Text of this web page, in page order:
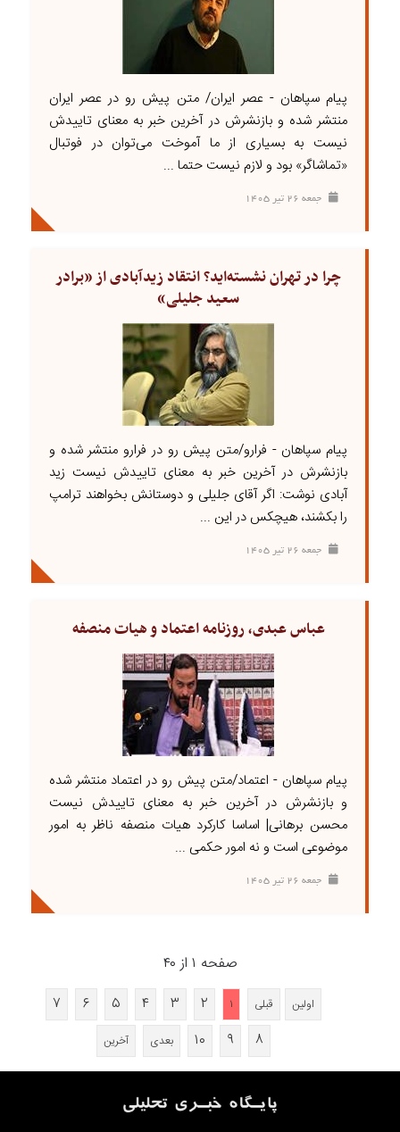
پیام سپاهان - عصر ایران/ متن پیش رو در عصر ایران
منتشر شده و بازنشرش در آخرین خبر به معنای تاییدش
نیست به بسیاری از ما آموخت می‌توان در فوتبال
«تماشاگر» بود و لازم نیست حتما ...
جمعه ۲۶ تير ۱۴۰۵
چرا در تهران نشسته‌اید؟ انتقاد زیدآبادی از «برادر
سعید جلیلی»
پیام سپاهان - فرارو/متن پیش رو در فرارو منتشر شده و
بازنشرش در آخرین خبر به معنای تاییدش نیست زید
آبادی نوشت: اگر آقای جلیلی و دوستانش بخواهند ترامپ
را بکشند، هیچکس در این ...
جمعه ۲۶ تير ۱۴۰۵
عباس عبدی، روزنامه اعتماد و هیات منصفه
پیام سپاهان - اعتماد/متن پیش رو در اعتماد منتشر شده
و بازنشرش در آخرین خبر به معنای تاییدش نیست
محسن برهانی| اساسا کارکرد هیات منصفه ناظر به امور
موضوعی است و نه امور حکمی ...
جمعه ۲۶ تير ۱۴۰۵
صفحه ۱ از ۴۰
اولین قبلی ۱ ۲ ۳ ۴ ۵ ۶
۷
۸
۹ ۱۰ بعدی آخرین